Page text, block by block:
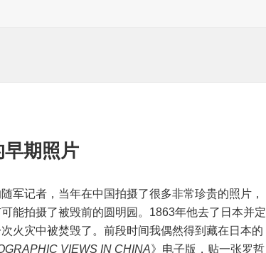
期照片
军记者，当年在中国拍摄了很多非常珍贵的照片，
能拍摄了被毁前的圆明园。1863年他去了日本并定
火灾中被焚毁了。前段时间我偶然得到藏在日本的
VIEWS IN CHINA》电子版，贴一张罗哲